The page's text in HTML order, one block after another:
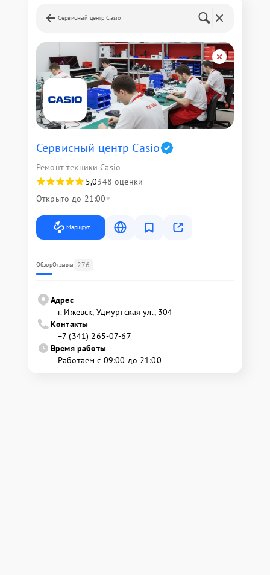
Сервисный центр Casio
Сервисный центр Casio
Ремонт техники Casio
5,0348 оценки
Открыто до 21:00
Маршрут
ОбзорОтзывы 276
Адрес
г. Ижевск, Удмуртская ул., 304
Контакты
+7 (341) 265-07-67
Время работы
Работаем с 09:00 до 21:00